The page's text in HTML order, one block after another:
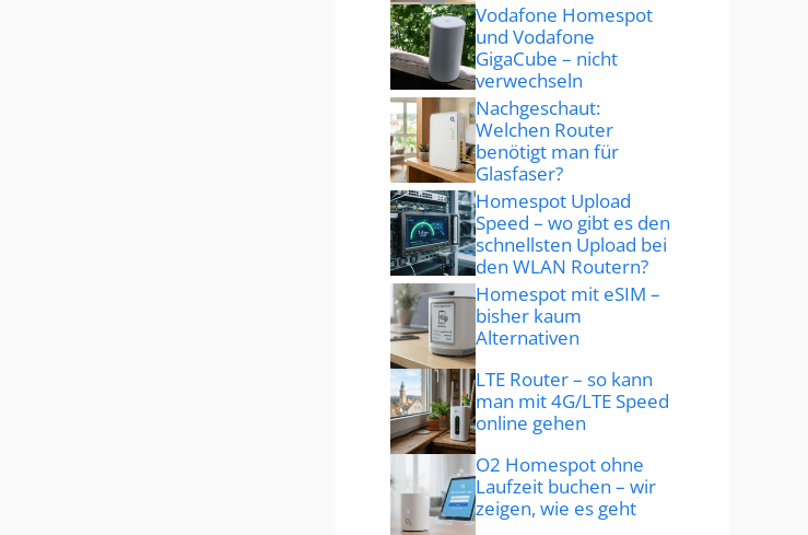
Vodafone Homespot
und Vodafone
GigaCube – nicht
verwechseln
Nachgeschaut:
Welchen Router
benötigt man für
Glasfaser?
Homespot Upload
Speed – wo gibt es den
schnellsten Upload bei
den WLAN Routern?
Homespot mit eSIM –
bisher kaum
Alternativen
LTE Router – so kann
man mit 4G/LTE Speed
online gehen
O2 Homespot ohne
Laufzeit buchen – wir
zeigen, wie es geht